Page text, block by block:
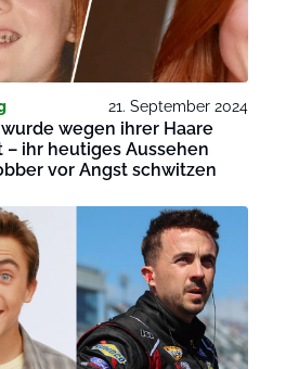
21. September 2024
wegen ihrer Haare
– ihr heutiges Aussehen
vor Angst schwitzen